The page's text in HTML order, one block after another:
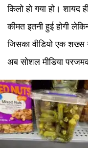
किलो हो गया हो। शायद
कीमत इतनी हुई होगी
जिसका वीडियो एक शख्स
अब सोशल मीडिया